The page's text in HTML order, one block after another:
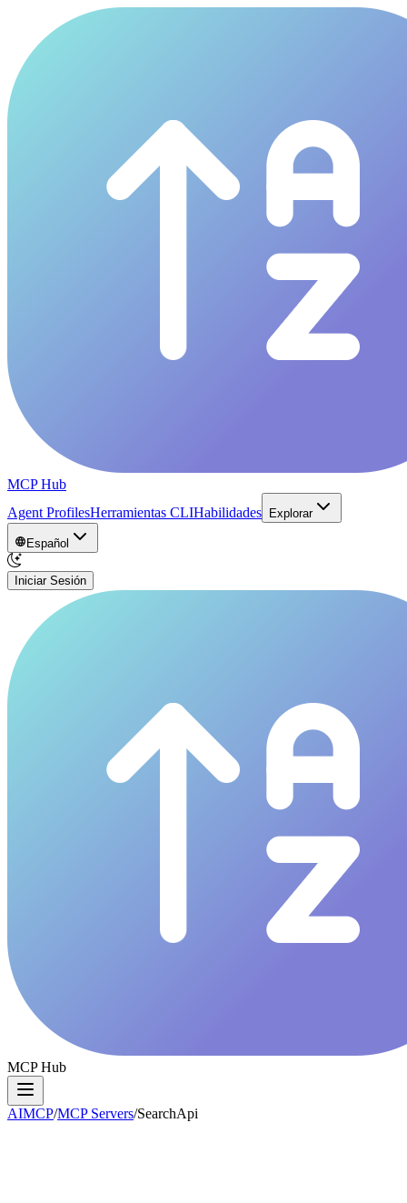
MCP Hub
Agent ProfilesHerramientas CLIHabilidades Explorar
Español
Iniciar Sesión
MCP Hub
AIMCP/MCP Servers/SearchApi